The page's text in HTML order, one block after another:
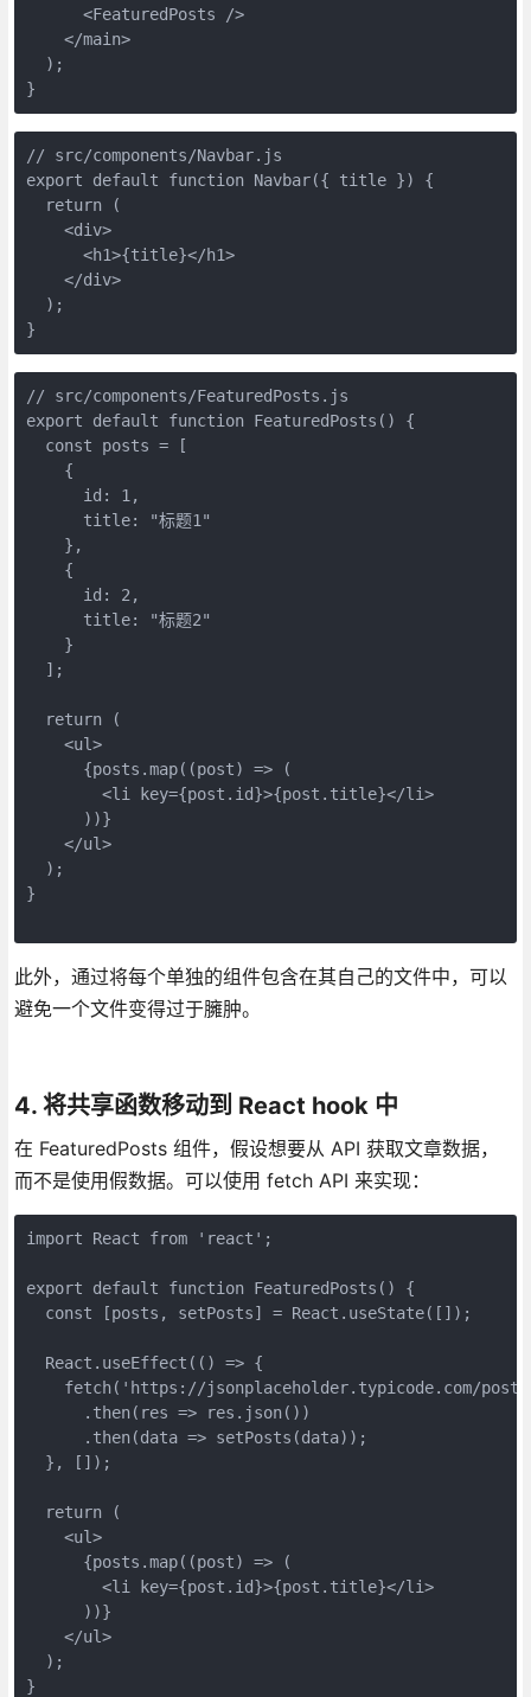
      <FeaturedPosts />
    </main>
  );
}
// src/components/Navbar.js
export default function Navbar({ title }) {
  return (
    <div>
      <h1>{title}</h1>
    </div>
  );
}
// src/components/FeaturedPosts.js
export default function FeaturedPosts() {
  const posts = [
    {
      id: 1,
      title: "标题1"
    },
    {
      id: 2,
      title: "标题2"
    }
  ];
  return (
    <ul>
      {posts.map((post) => (
        <li key={post.id}>{post.title}</li>
      ))}
    </ul>
  );
}
此外，通过将每个单独的组件包含在其自己的文件中，可以
避免一个文件变得过于臃肿。
4. 将共享函数移动到 React hook 中
在 FeaturedPosts 组件，假设想要从 API 获取文章数据，
而不是使用假数据。可以使用 fetch API 来实现：
import React from 'react';
export default function FeaturedPosts() {
  const [posts, setPosts] = React.useState([]);
  React.useEffect(() => {
fetch('https://jsonplaceholder.typicode.com/
      .then(res => res.json())
      .then(data => setPosts(data));
  }, []);
  return (
    <ul>
      {posts.map((post) => (
        <li key={post.id}>{post.title}</li>
      ))}
    </ul>
  );
}